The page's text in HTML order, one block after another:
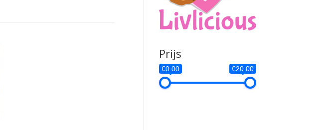
Prijs
€0.00 €20.00